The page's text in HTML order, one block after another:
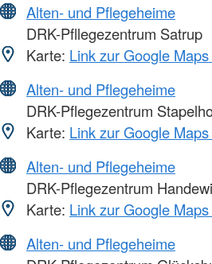
Alten- und Pflegeheime
DRK-Pfllegezentrum Satrup
Karte: Link zur Google
Alten- und Pflegeheime
DRK-Pflegezentrum
Karte: Link zur Google
Alten- und Pflegeheime
DRK-Pflegezentrum
Karte: Link zur Google
Alten- und Pflegeheime